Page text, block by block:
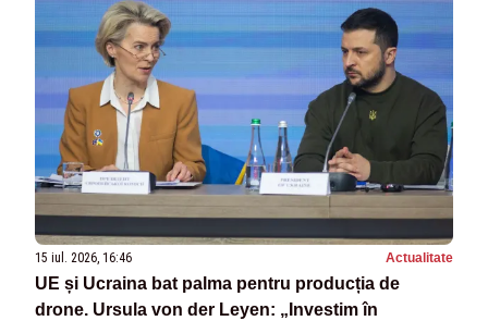
15 iul. 2026, 16:46 Actualitate
UE și Ucraina bat palma pentru producția de
drone. Ursula von der Leyen: „Investim în